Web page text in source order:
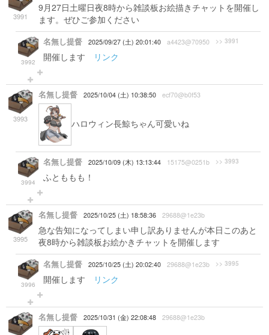
3991
9月27日土曜日夜8時から雑談板お絵描きチャットを開催し
ます。ぜひご参加ください
3992
名無し提督 2025/09/27 (土) 20:01:40 a4423@70950 >> 3991
開催します リンク
3993
名無し提督 2025/10/04 (土) 10:38:50 ecf70@b0f53
ハロウィン長鯨ちゃん可愛いね
3994
名無し提督 2025/10/09 (木) 13:13:44 15175@0251b >> 3993
ふとももも！
3995
名無し提督 2025/10/25 (土) 18:58:36 29688@1e23b
急な告知になってしまい申し訳ありませんが本日このあと
夜8時から雑談板お絵かきチャットを開催します
3996
名無し提督 2025/10/25 (土) 20:02:40 29688@1e23b >> 3995
開催します リンク
名無し提督 2025/10/31 (金) 22:08:48 29688@1e23b